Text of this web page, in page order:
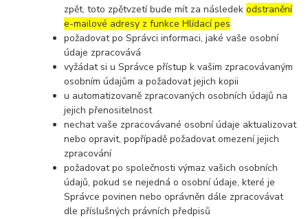
zpět, toto zpětvzetí bude mít za následekodstranění
e-mailové adresy z funkce Hlídací pes
požadovat po Správci informaci, jaké vaše osobní
údaje zpracovává
vyžádat si u Správce přístup k vašim zpracovávaným
osobním údajům a požadovat jejich kopii
u automatizovaně zpracovaných osobních údajů na
jejich přenositelnost
nechat vaše zpracovávané osobní údaje aktualizovat
nebo opravit, popřípadě požadovat omezení jejich
zpracování
požadovat po společnosti výmaz vašich osobních
údajů, pokud se nejedná o osobní údaje, které je
Správce povinen nebo oprávněn dále zpracovávat
dle příslušných právních předpisů